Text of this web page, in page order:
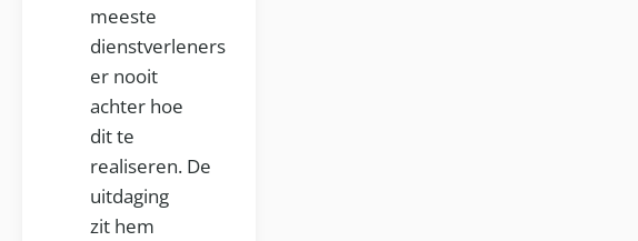
meeste
dienstverleners
er nooit
achter hoe
dit te
realiseren. De
uitdaging
zit hem